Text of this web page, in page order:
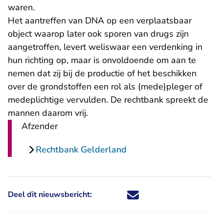
waren.
Het aantreffen van DNA op een verplaatsbaar
object waarop later ook sporen van drugs zijn
aangetroffen, levert weliswaar een verdenking in
hun richting op, maar is onvoldoende om aan te
nemen dat zij bij de productie of het beschikken
over de grondstoffen een rol als (mede)pleger of
medeplichtige vervulden. De rechtbank spreekt de
mannen daarom vrij.
Afzender
Rechtbank Gelderland
Deel dit nieuwsbericht: Deel dit nieuwsbericht via X -
Deel dit nieuwsbericht via
Deel dit nieuwsbericht
Deel dit